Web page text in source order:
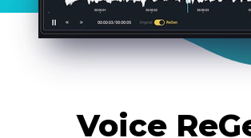
Voice